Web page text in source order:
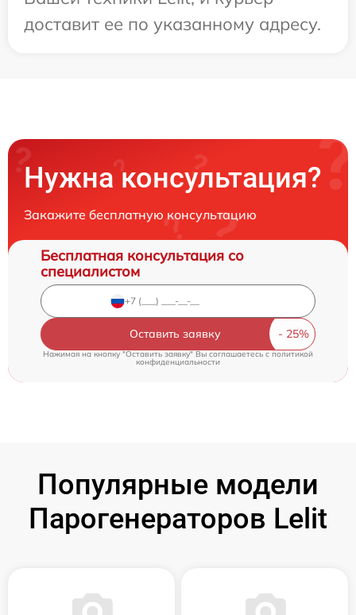
доставит ее по указанному адресу.
Нужна консультация?
Закажите бесплатную консультацию
Бесплатная консультация со
специалистом
Оставить заявку
Нажимая на кнопку "Оставить заявку" Вы соглашаетесь cполитикой
конфиденциальности
Популярные модели
Парогенераторов Lelit